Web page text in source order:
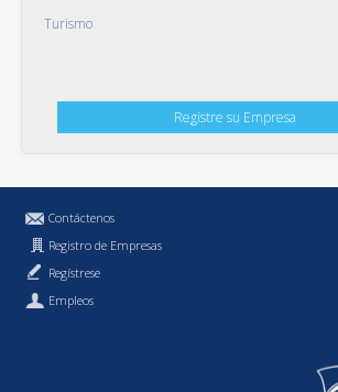
Turismo
Registre su Empresa
Contáctenos
Registro de Empresas
Regístrese
Empleos